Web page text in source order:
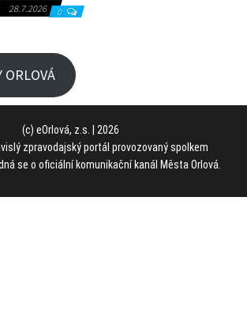
28.7.2026 0
ORLOVÁ
(c) eOrlová, z.s. | 2026
zpravodajský portál provozovaný spolkem
se o oficiální komunikační kanál Města Orlová.